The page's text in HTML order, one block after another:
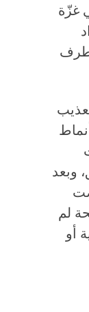
غزّة
صفحة، يقيّم أنماط
وبعد
لم
أو